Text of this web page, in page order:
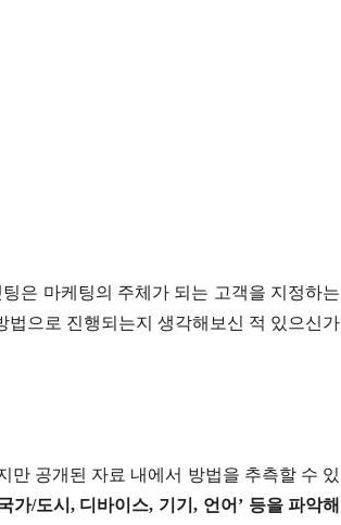
팅은 마케팅의 주체가 되는 고객을 지정하는
법으로 진행되는지 생각해보신 적 있으신가
만 공개된 자료 내에서 방법을 추측할 수 있
가/도시 , 디바이스, 기기, 언어 ’ 등을 파악해